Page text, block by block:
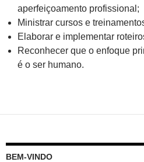
aperfeiçoamento profissional;
Ministrar cursos e
Elaborar e implementar
Reconhecer que o enfoque
é o ser humano.
BEM-VINDO